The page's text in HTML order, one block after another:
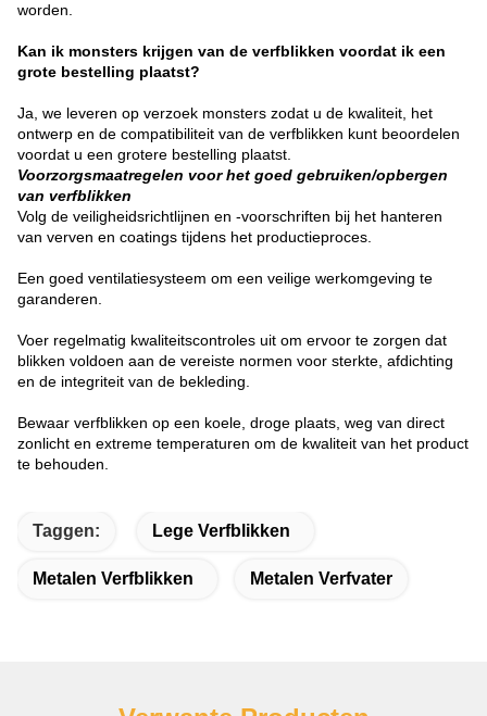
worden.
Kan ik monsters krijgen van de verfblikken voordat ik een
grote bestelling plaatst?
Ja, we leveren op verzoek monsters zodat u de kwaliteit, het
ontwerp en de compatibiliteit van de verfblikken kunt beoordelen
voordat u een grotere bestelling plaatst.
Voorzorgsmaatregelen voor het goed gebruiken/opbergen
van verfblikken
Volg de veiligheidsrichtlijnen en -voorschriften bij het hanteren
van verven en coatings tijdens het productieproces.
Een goed ventilatiesysteem om een veilige werkomgeving te
garanderen.
Voer regelmatig kwaliteitscontroles uit om ervoor te zorgen dat
blikken voldoen aan de vereiste normen voor sterkte, afdichting
en de integriteit van de bekleding.
Bewaar verfblikken op een koele, droge plaats, weg van direct
zonlicht en extreme temperaturen om de kwaliteit van het product
te behouden.
Taggen: Lege Verfblikken
Metalen Verfblikken Metalen Verfvater